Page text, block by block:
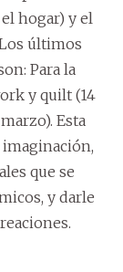
hogar) y el
últimos
Para la
y quilt (14
Esta
que se
y darle